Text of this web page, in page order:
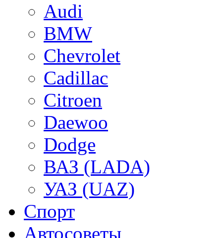
Audi
BMW
Chevrolet
Cadillac
Citroen
Daewoo
Dodge
ВАЗ (LADA)
УАЗ (UAZ)
Спорт
Автосоветы